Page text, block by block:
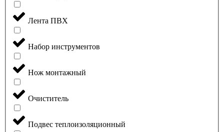
Лента ПВХ
Набор инструментов
Нож монтажный
Очиститель
Подвес теплоизоляционный